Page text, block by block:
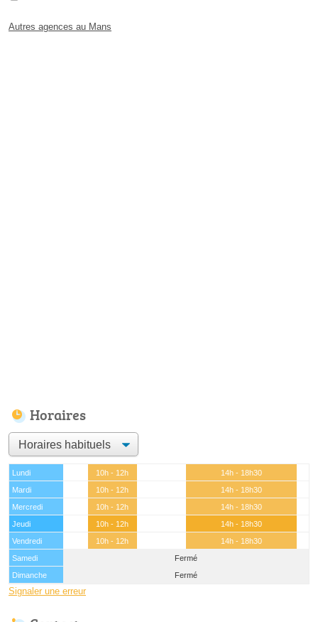
Autres agences au Mans
Horaires
Lundi 10h - 12h
14h - 18h30
Mardi
10h - 12h
14h - 18h30
Mercredi
10h - 12h
14h - 18h30
Jeudi
10h - 12h
14h - 18h30
Vendredi
10h - 12h
14h - 18h30
Samedi
Fermé
Dimanche
Fermé
Signaler une erreur